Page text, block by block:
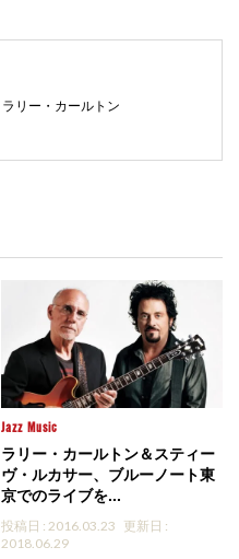
ラリー・カールトン
Jazz Music
ラリー・カールトン＆スティー
ヴ・ルカサー、ブルーノート東
京でのライブを...
投稿日 : 2016.03.23 更新日 :
2018.06.29